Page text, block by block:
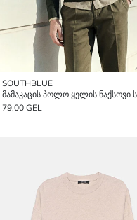
SOUTHBLUE
79,00 GEL